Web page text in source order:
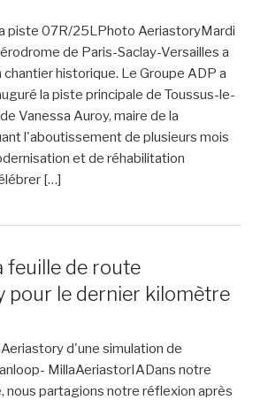
piste 07R/25LPhoto AeriastoryMardi
de Paris-Saclay-Versailles a
chantier historique. Le Groupe ADP a
la piste principale de Toussus-le-
Vanessa Auroy, maire de la
l'aboutissement de plusieurs mois
et de réhabilitation
[…]
feuille de route
pour le dernier kilomètre
d'une simulation de
MillaAeriastorIADans notre
nous partagions notre réflexion après